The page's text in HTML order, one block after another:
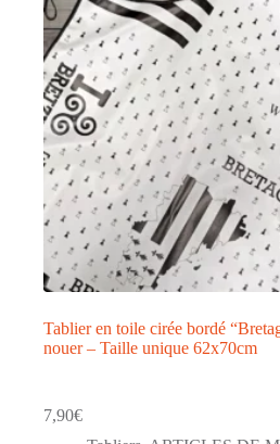
Tablier en toile cirée bordé
nouer – Taille unique 62x70cm
7,90€